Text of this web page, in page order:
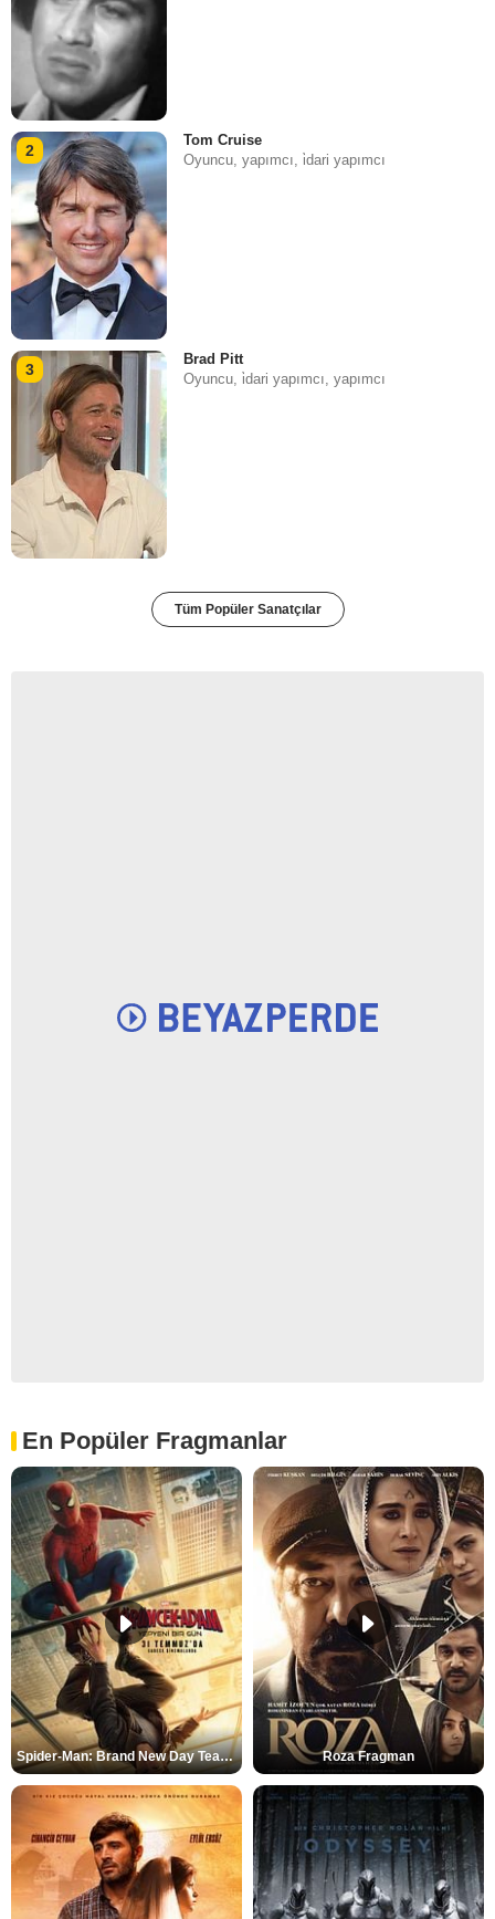
2
Tom Cruise
Oyuncu, yapımcı, i̇dari yapımcı
3
Brad Pitt
Oyuncu, i̇dari yapımcı, yapımcı
Tüm Popüler Sanatçılar
En Popüler Fragmanlar
Spider-Man: Brand New Day Teaser Roza Fragman